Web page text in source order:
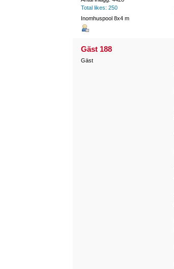
Total likes: 250
Inomhuspool 8x4 m
Gäst 188
Gäst